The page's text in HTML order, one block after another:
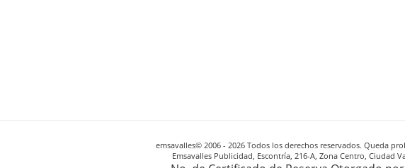
emsavalles© 2006 - 2026 Todos los derechos reservados. Queda
Emsavalles Publicidad, Escontría, 216-A, Zona Centro, Ciudad